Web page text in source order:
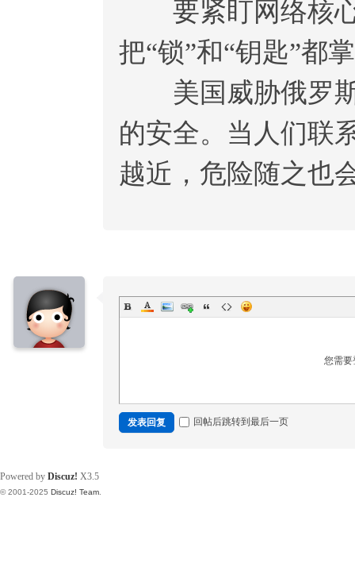
要紧盯网络核心
把“锁”和“钥匙”都
美国威胁俄罗斯
的安全。当人们联
越近，危险随之也
您需
发表回复 回帖后跳转到最后一页
Powered by Discuz! X3.5
© 2001-2025 Discuz! Team